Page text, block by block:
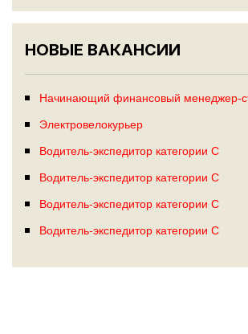
НОВЫЕ ВАКАНСИИ
Начинающий финансовый менеджер-
Электровелокурьер
Водитель-экспедитор категории С
Водитель-экспедитор категории С
Водитель-экспедитор категории С
Водитель-экспедитор категории С